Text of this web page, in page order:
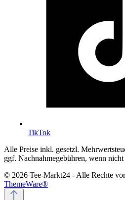
TikTok
Alle Preise inkl. gesetzl.
ggf. Nachnahmegebühren, wenn nicht
© 2026 Tee-Markt24 - Alle Rechte
ThemeWare®